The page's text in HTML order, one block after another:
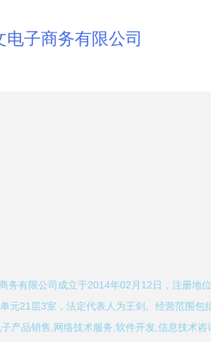
电子商务有限公司
务有限公司成立于2014年02月12日，注册地
元21层3室，法定代表人为王剑。经营范围包
产品销售,网络技术服务,软件开发,信息技术